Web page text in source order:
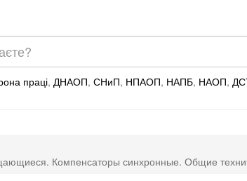
праці, ДНАОП, СНиП, НПАОП, НАПБ, НАОП,
Компенсаторы синхронные. Общие